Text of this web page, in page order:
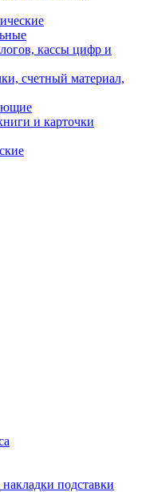
кассы цифр и
счетный материал,
и карточки
подставки